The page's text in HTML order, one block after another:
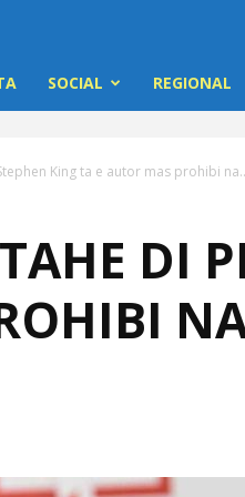
SOCIAL REGIONAL
King ta e autor mas prohibi
DI